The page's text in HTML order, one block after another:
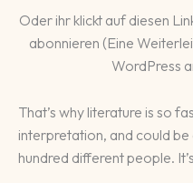
Oder ihr klickt auf diesen
abonnieren (Eine
WordPress
That’s why literature is so
interpretation, and could
hundred different people.